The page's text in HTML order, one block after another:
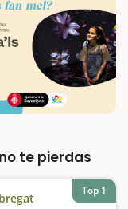
te pierdas
Top 1